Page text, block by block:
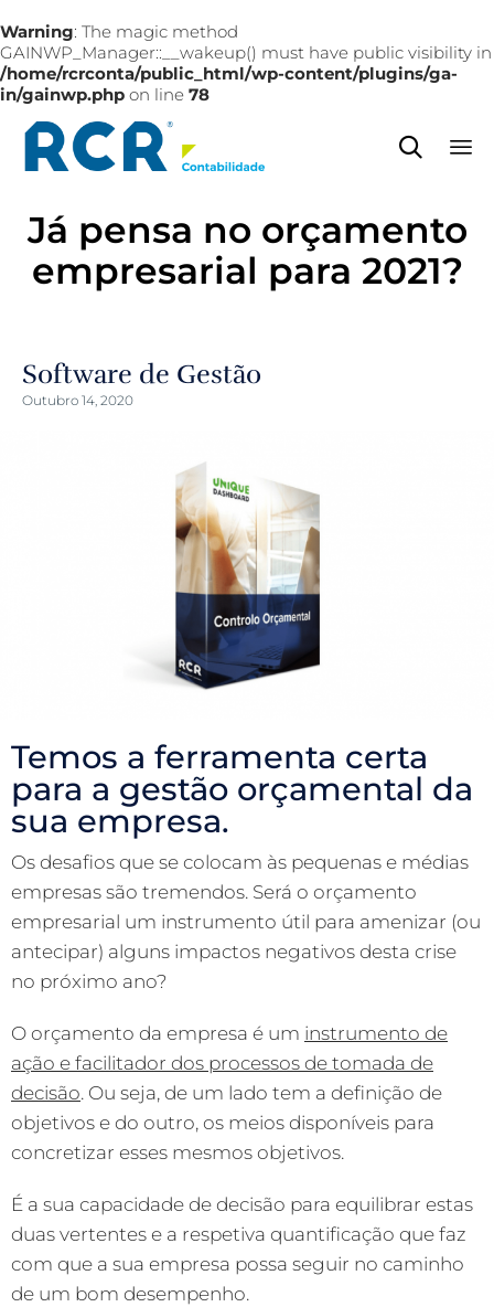
Warning: The magic method
GAINWP_Manager::__wakeup() must have public visibility in
/home/rcrconta/public_html/wp-content/plugins/ga-
in/gainwp.php on line 78

Já pensa no orçamento
empresarial para 2021?
Software de Gestão
Outubro 14, 2020
Temos a ferramenta certa
para a gestão orçamental da
sua empresa.
Os desafios que se colocam às pequenas e médias
empresas são tremendos. Será o orçamento
empresarial um instrumento útil para amenizar (ou
antecipar) alguns impactos negativos desta crise
no próximo ano?
O orçamento da empresa é um instrumento de
ação e facilitador dos processos de tomada de
decisão. Ou seja, de um lado tem a definição de
objetivos e do outro, os meios disponíveis para
concretizar esses mesmos objetivos.
É a sua capacidade de decisão para equilibrar estas
duas vertentes e a respetiva quantificação que faz
com que a sua empresa possa seguir no caminho
de um bom desempenho.